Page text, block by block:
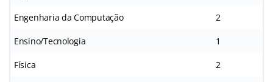
Engenharia da Computação 2
Ensino/Tecnologia 1
Física 2